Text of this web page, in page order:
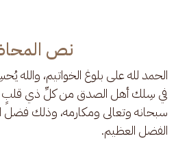
نص
الحمد لله على بلوغ الخواتيم، والله
في سِلك أهل الصدق من كلِّ ذي قلبٍ
سبحانه وتعالى ومكارمه، وذلك فضل
الفضل العظيم.